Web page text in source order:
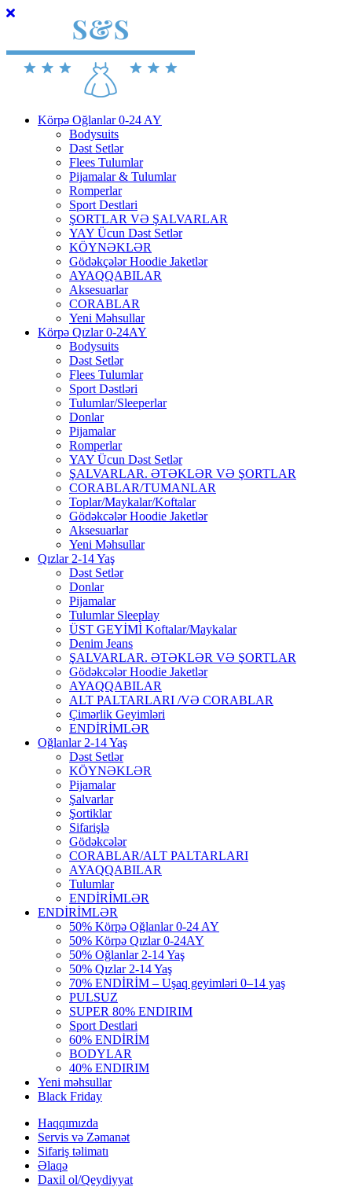
Körpə Oğlanlar 0-24 AY
Bodysuits
Dəst Setlər
Flees Tulumlar
Pijamalar & Tulumlar
Romperlar
Sport Destlari
ŞORTLAR VƏ ŞALVARLAR
YAY Ücun Dəst Setlər
KÖYNƏKLƏR
Gödəkçələr Hoodie Jaketlər
AYAQQABILAR
Aksesuarlar
CORABLAR
Yeni Məhsullar
Körpə Qızlar 0-24AY
Bodysuits
Dəst Setlər
Flees Tulumlar
Sport Dəstləri
Tulumlar/Sleeperlar
Donlar
Pijamalar
Romperlar
YAY Ücun Dəst Setlər
ŞALVARLAR. ƏTƏKLƏR VƏ ŞORTLAR
CORABLAR/TUMANLAR
Toplar/Maykalar/Koftalar
Gödəkcələr Hoodie Jaketlər
Aksesuarlar
Yeni Məhsullar
Qızlar 2-14 Yaş
Dəst Setlər
Donlar
Pijamalar
Tulumlar Sleeplay
ÜST GEYİMİ Koftalar/Maykalar
Denim Jeans
ŞALVARLAR. ƏTƏKLƏR VƏ ŞORTLAR
Gödəkcələr Hoodie Jaketlər
AYAQQABILAR
ALT PALTARLARI /VƏ CORABLAR
Çimərlik Geyimləri
ENDİRİMLƏR
Oğlanlar 2-14 Yaş
Dəst Setlər
KÖYNƏKLƏR
Pijamalar
Şalvarlar
Şortiklar
Sifarişlə
Gödəkcələr
CORABLAR/ALT PALTARLARI
AYAQQABILAR
Tulumlar
ENDİRİMLƏR
ENDİRİMLƏR
50% Körpə Oğlanlar 0-24 AY
50% Körpə Qızlar 0-24AY
50% Oğlanlar 2-14 Yaş
50% Qızlar 2-14 Yaş
70% ENDİRİM – Uşaq geyimləri 0–14 yaş
PULSUZ
SUPER 80% ENDIRIM
Sport Destlari
60% ENDİRİM
BODYLAR
40% ENDIRIM
Yeni məhsullar
Black Friday
Haqqımızda
Servis və Zəmanət
Sifariş təlimatı
Əlaqə
Daxil ol/Qeydiyyat